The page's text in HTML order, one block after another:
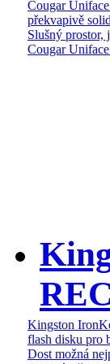
Cougar
překvapivě
Slušný prostor,
Cougar
Kingston
flash disku pro
Dost možná